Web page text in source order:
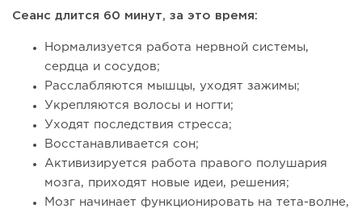
Сеанс длится 60 минут, за это время:
Нормализуется работа нервной системы,
сердца и сосудов;
Расслабляются мышцы, уходят зажимы;
Укрепляются волосы и ногти;
Уходят последствия стресса;
Восстанавливается сон;
Активизируется работа правого полушария
мозга, приходят новые идеи, решения;
Мозг начинает функционировать на тета-волне,